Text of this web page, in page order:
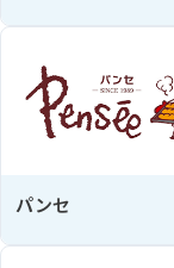
パンセ